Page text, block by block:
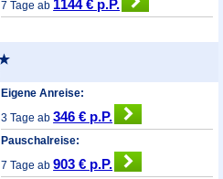
7 Tage ab 1144 € p.P.
Eigene Anreise:
3 Tage ab346 € p.P.
Pauschalreise:
7 Tage ab903 € p.P.